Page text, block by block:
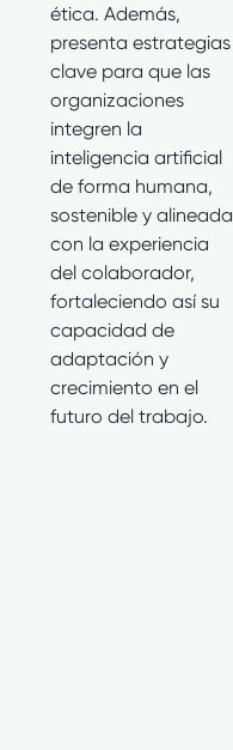
ética. Además,
presenta estrategias
clave para que las
organizaciones
integren la
inteligencia artificial
de forma humana,
sostenible y alineada
con la experiencia
del colaborador,
fortaleciendo así su
capacidad de
adaptación y
crecimiento en el
futuro del trabajo.